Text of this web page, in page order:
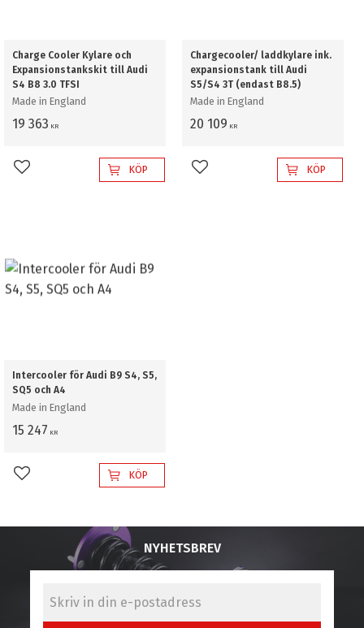
Charge Cooler Kylare och
Expansionstankskit till Audi
S4 B8 3.0 TFSI
Made in England
19 363 KR
Lägg till i favoriterKÖP
Chargecooler/ laddkylare ink.
expansionstank till Audi
S5/S4 3T (endast B8.5)
Made in England
20 109 KR
Lägg till i favoriterKÖP
Intercooler för Audi B9 S4, S5,
SQ5 och A4
Made in England
15 247 KR
Lägg till i favoriterKÖP
NYHETSBREV